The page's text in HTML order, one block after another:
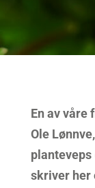
En av våre
Ole
planteveps
skriver her